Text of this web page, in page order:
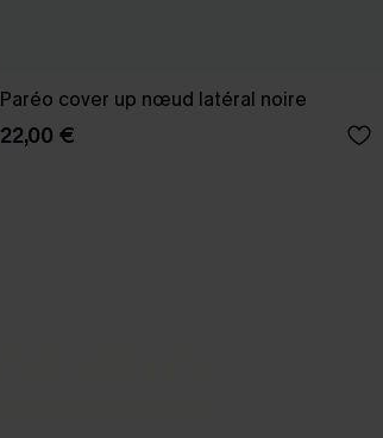
Paréo cover up nœud latéral noire
22,00 €